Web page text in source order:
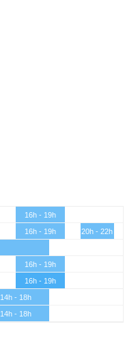
16h - 19h
16h - 19h
20h - 22h
16h - 19h
16h - 19h
14h - 18h
14h - 18h